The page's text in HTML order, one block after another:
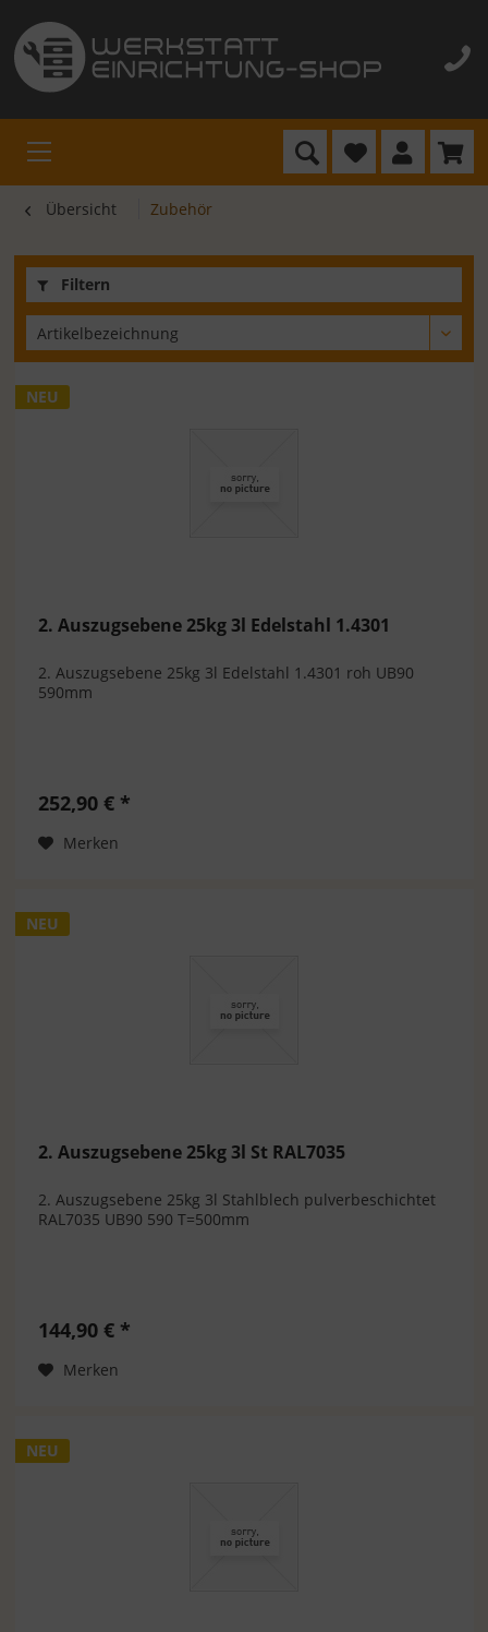
Übersicht Zubehör
Filtern
NEU
2. Auszugsebene 25kg 3l Edelstahl 1.4301
2. Auszugsebene 25kg 3l Edelstahl 1.4301 roh UB90
590mm
252,90 € *
Merken
NEU
2. Auszugsebene 25kg 3l St RAL7035
2. Auszugsebene 25kg 3l Stahlblech pulverbeschichtet
RAL7035 UB90 590 T=500mm
144,90 € *
Merken
NEU